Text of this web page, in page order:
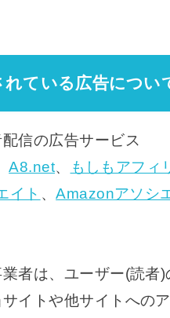
れている広告につい
信の広告サービス
A8.net、 もしもアフィ
イト 、Amazonアソシ
者は、ユーザー(読者
イトや他サイトへの